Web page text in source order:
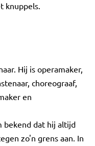
knuppels.
Hij is operamaker,
choreograaf,
en
bekend dat hij altijd
zo'n grens aan. In